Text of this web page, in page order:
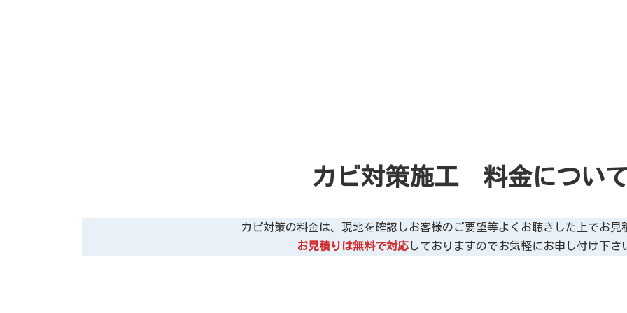
カビ対策施工 料金につい
カビ対策の料金は、現地を確認しお客様のご要望等よくお聴きした上でお見
お見積りは無料で対応しておりますのでお気軽にお申し付け下さ